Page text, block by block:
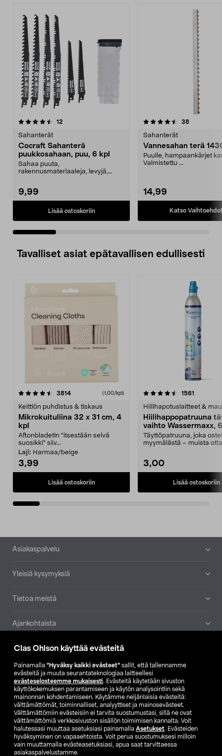
Clas Ohlson käyttää evästeitä
Painamalla ”Hyväksy kaikki evästeet” sallit, että tallennamme
evästeitä ja muuta seurantateknologiaa laitteellesi
evästeselosteemme mukaisesti. Evästeitä käytetään sivuston
käyttökokemuksen parantamiseen ja käytön analysointiin sekä
mainonnan kohdentamiseen. Käytämme neljänlaisia evästeitä:
välttämättömät, toiminnalliset, analyyttiset ja mainosevästeet.
Välttämättömiin evästeisiin ei tarvita suostumustasi, sillä ne ovat
välttämättömiä verkkosivuston sisällön toimimisen kannalta. Voit
halutessasi muuttaa asetuksiasi painamalla Asetukset. Evästeiden
hyväksyminen on vapaaehtoista. Voit perua suostumuksesi milloin
vain muuttamalla evästeasetuksiasi, apua saat tarvittaessa
asiakaspalvelustamme.
12
Sahanterät
Cocraft Sahanterä
puukkosahaan, puu, 6 kpl
Sahaa puuta,
rakennusmateriaaleja, levyjä,
9,99
Lisää ostoskoriin
4.5 viidestä
38arvostelut
Sahanterät
Vannesahan terä
Puulle, hampaankärjet
Valmistettu ...
14,99
Katso
4.5 viidestä
Tavalliset asiat epätavallisen edullisesti
3814arvostelut (1,00/kpl)
Keittiön puhdistus & tiskaus
Mikrokuituliina 32 x 31 cm, 4
kpl
Aftonbladetin "itsestään selvä
suosikki" siiv...
Laji: Harmaa/beige
3,99
Lisää ostoskoriin
4.5viidestä
1561
Hiilihapotuslaitteet &
Hiilihappopatruuna
vaihto Wassermaxx,
Täyttöpatruuna, joka
myymälästä – muista
3,00
Lisää ostoskoriin
4.5viidestä
Alatunniste
Asiakaspalvelu
Yleisiä kysymyksiä
Tietoa meistä
Ajankohtaista
Muut yrityksemme
Etsi myymälä
SE NO FI
FI SV